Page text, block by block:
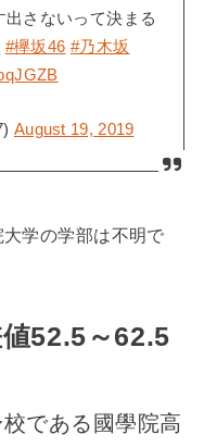
さないって決まる
#欅坂46 #乃木坂
August 19, 2019
学の学部は不明で
52.5～62.5
である國學院高